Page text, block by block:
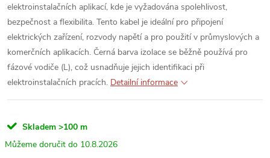
elektroinstalačních aplikací, kde je vyžadována spolehlivost,
bezpečnost a flexibilita. Tento kabel je ideální pro připojení
elektrických zařízení, rozvody napětí a pro použití v průmyslových a
komerčních aplikacích. Černá barva izolace se běžně používá pro
fázové vodiče (L), což usnadňuje jejich identifikaci při
elektroinstalačních pracích. Detailní informace
Skladem >100 m
10.8.2026